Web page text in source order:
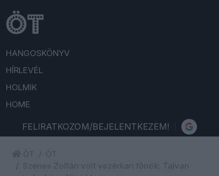
HANGOSKÖNYV
HÍRLEVÉL
HOLMIK
HOME
FELIRATKOZOM/BEJELENTKEZEM!